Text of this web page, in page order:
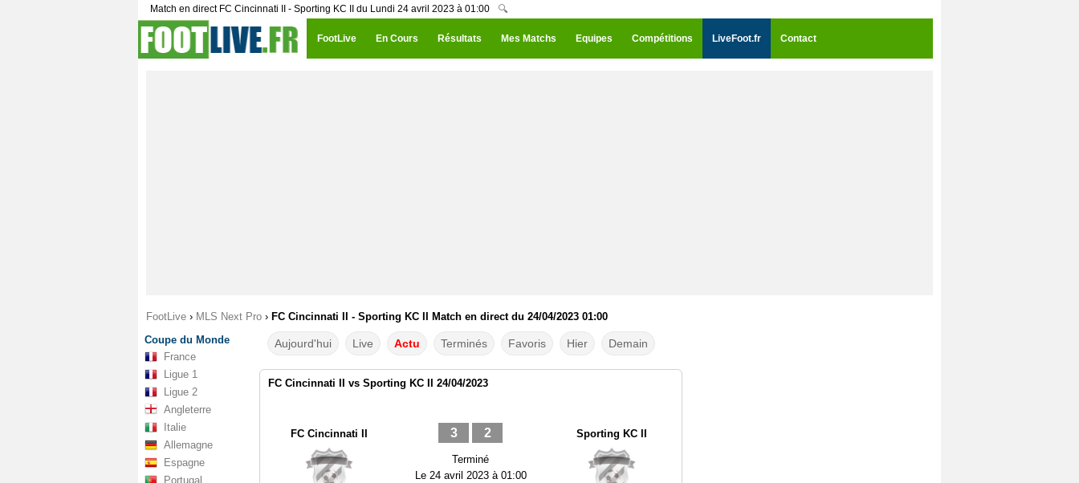
Match en direct FC Cincinnati II - Sporting KC II du Lundi 24 avril 2023 à 01:00 🔍
FootLive En Cours Résultats Mes Matchs Equipes Compétitions LiveFoot.fr Contact
FootLive › MLS Next Pro › FC Cincinnati II - Sporting KC II Match en direct du 24/04/2023 01:00
Coupe du Monde
France
Ligue 1
Ligue 2
Angleterre
Italie
Allemagne
Espagne
Portugal
Aujourd'hui Live Actu Terminés Favoris Hier Demain
FC Cincinnati II vs Sporting KC II 24/04/2023
FC Cincinnati II 3 2
Terminé
Le 24 avril 2023 à 01:00
Sporting KC II